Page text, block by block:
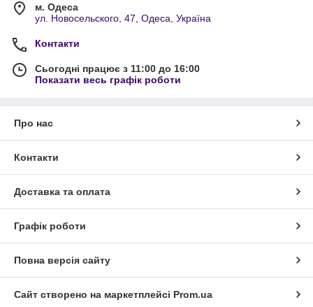
м. Одеса
ул. Новосельского, 47, Одеса, Україна
Контакти
Сьогодні працює з 11:00 до 16:00
Показати весь графік роботи
Про нас
Контакти
Доставка та оплата
Графік роботи
Повна версія сайту
Сайт створено на маркетплейсі Prom.ua